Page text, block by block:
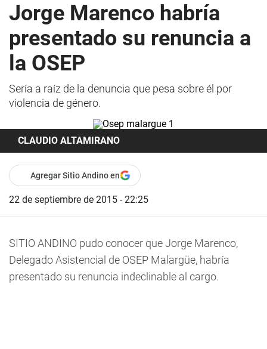
Jorge Marenco habría
presentado su renuncia a
la OSEP
Sería a raíz de la denuncia que pesa sobre él por
violencia de género.
CLAUDIO ALTAMIRANO
Agregar Sitio Andino en
22 de septiembre de 2015 - 22:25
SITIO ANDINO pudo conocer que Jorge Marenco,
Delegado Asistencial de OSEP Malargüe, habría
presentado su renuncia indeclinable al cargo.